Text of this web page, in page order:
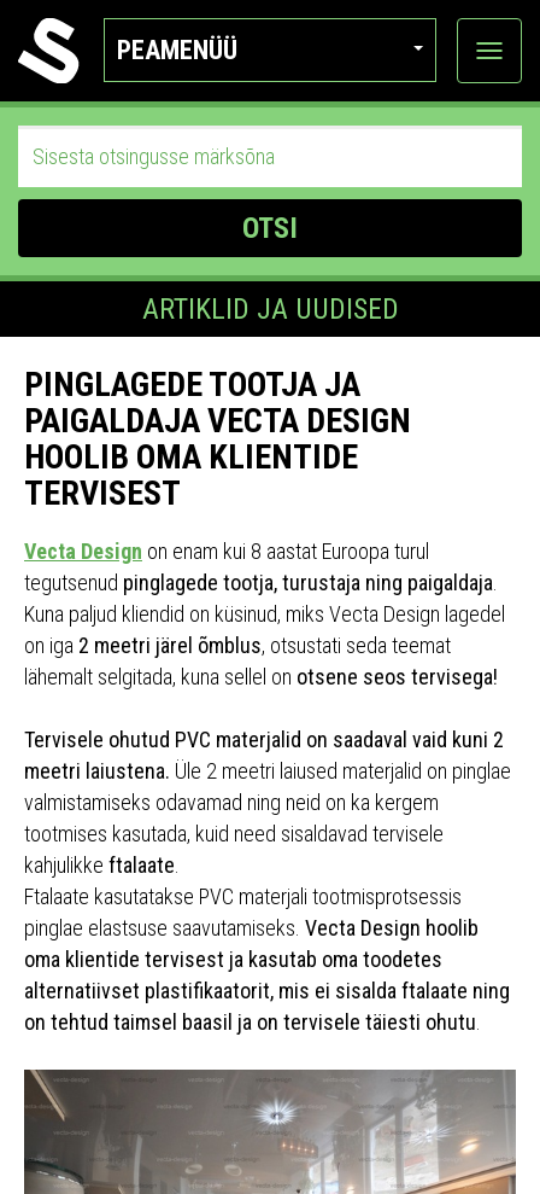
PEAMENÜÜ
Ava
OTSI
ARTIKLID JA UUDISED
PINGLAGEDE TOOTJA JA
PAIGALDAJA VECTA DESIGN
HOOLIB OMA KLIENTIDE
TERVISEST
Vecta Design on enam kui 8 aastat Euroopa turul
tegutsenud pinglagede tootja, turustaja ning paigaldaja
Kuna paljud kliendid on küsinud, miks Vecta Design lagedel
on iga 2 meetri järel õmblus, otsustati seda teemat
lähemalt selgitada, kuna sellel on otsene seos tervisega!
Tervisele ohutud PVC materjalid on saadaval vaid kuni 2
meetri laiustena. Üle 2 meetri laiused materjalid on pinglae
valmistamiseks odavamad ning neid on ka kergem
tootmises kasutada, kuid need sisaldavad tervisele
kahjulikke ftalaate
Ftalaate kasutatakse PVC materjali tootmisprotsessis
pinglae elastsuse saavutamiseks. Vecta Design hoolib
oma klientide tervisest ja kasutab oma toodetes
alternatiivset plastifikaatorit, mis ei sisalda ftalaate ning
on tehtud taimsel baasil ja on tervisele täiesti ohutu